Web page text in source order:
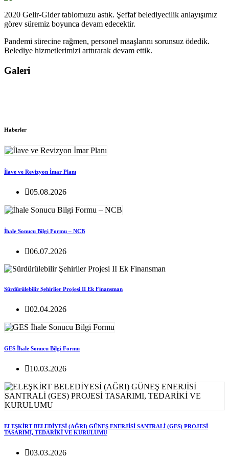
2020 Gelir-Gider tablomuzu astık. Şeffaf belediyecilik anlayışımız
görev süremiz boyunca devam edecektir.
Pandemi sürecine rağmen, personel maaşlarını sorunsuz ödedik.
Belediye hizmetlerimizi arttırarak devam ettik.
Galeri
Haberler
İlave ve Revizyon İmar Planı
05.08.2026
İhale Sonucu Bilgi Formu – NCB
06.07.2026
Sürdürülebilir Şehirlier Projesi II Ek Finansman
02.04.2026
GES İhale Sonucu Bilgi Formu
10.03.2026
ELEŞKİRT BELEDİYESİ (AĞRI) GÜNEŞ ENERJİSİ SANTRALİ (GES) PROJESİ
TASARIMI, TEDARİKİ VE KURULUMU
03.03.2026